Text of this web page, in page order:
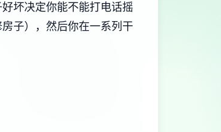
坏决定你能不能打电话摇
子），然后你在一系列干